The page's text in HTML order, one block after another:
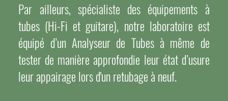
Par ailleurs, spécialiste des équipements à
tubes (Hi-Fi et guitare), notre laboratoire est
équipé d’un Analyseur de Tubes à même de
tester de manière approfondie leur état d’usure
leur appairage lors d'un retubage à neuf.